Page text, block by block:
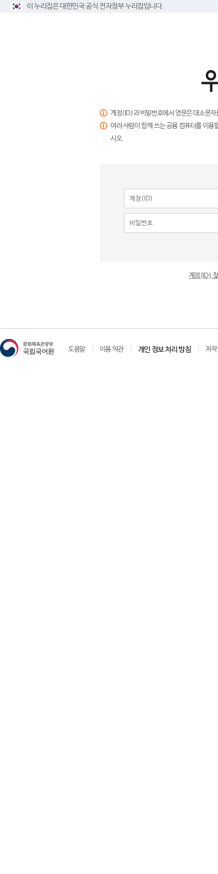
이 누리집은 대한민국 공식 전자정부 누리집입니다.
계정(ID)과 비밀번호에서 영문은 대소문
여러 사람이 함께 쓰는 공용 컴퓨터를 이
시오.
계정(ID)
도움말 이용 약관 개인 정보 처리 방침 저